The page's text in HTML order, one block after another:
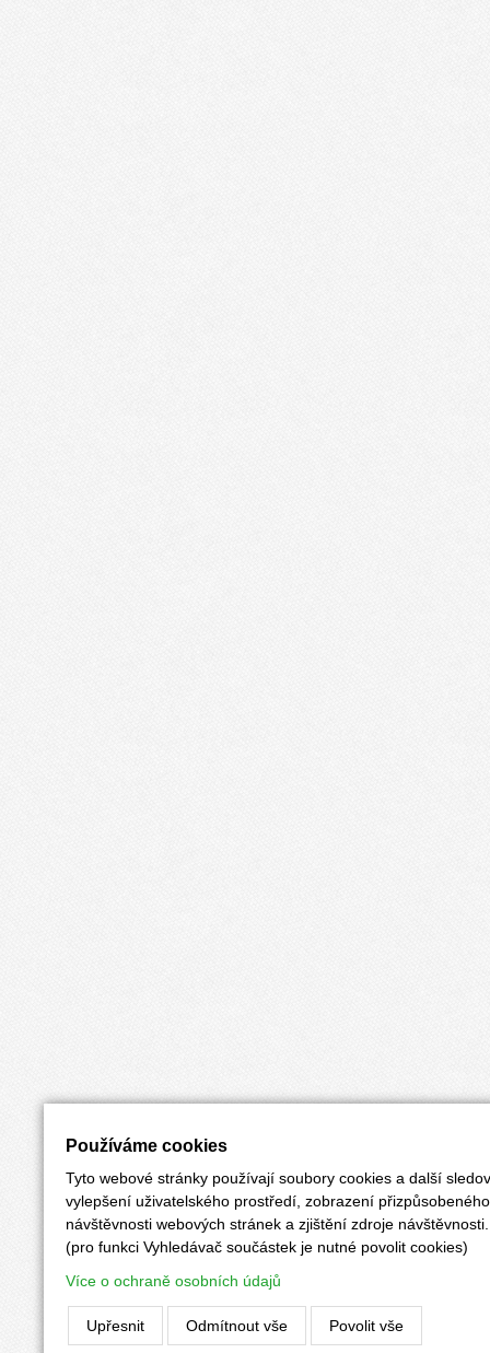
Používáme cookies
Tyto webové stránky používají soubory cookies a další
vylepšení uživatelského prostředí, zobrazení
návštěvnosti webových stránek a zjištění zdroje návštěvnosti.
(pro funkci Vyhledávač součástek je nutné povolit cookies)
Více o ochraně osobních údajů
Upřesnit Odmítnout vše Povolit vše